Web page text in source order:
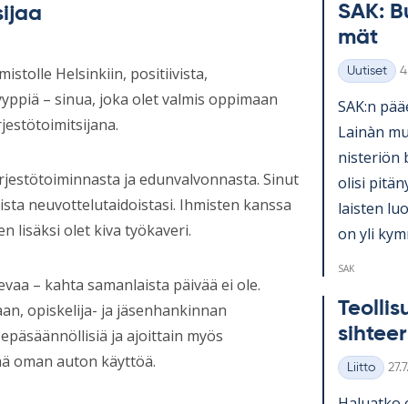
Helsinkiin, positiivista,
– sinua, joka olet valmis oppimaan
ja edunvalvonnasta. Sinut
neuvottelutaidoistasi. Ihmisten kanssa
lisäksi olet kiva työkaveri.
– kahta samanlaista päivää ei ole.
opiskelija- ja jäsenhankinnan
ja ajoittain myös
oman auton käyttöä.
SAK:
mät
Kategoriat
Uutiset
SAK:n
Lainàn
nis­te­riön
olisi
lais­ten
on yli
SAK
Kategoriat
Liitto